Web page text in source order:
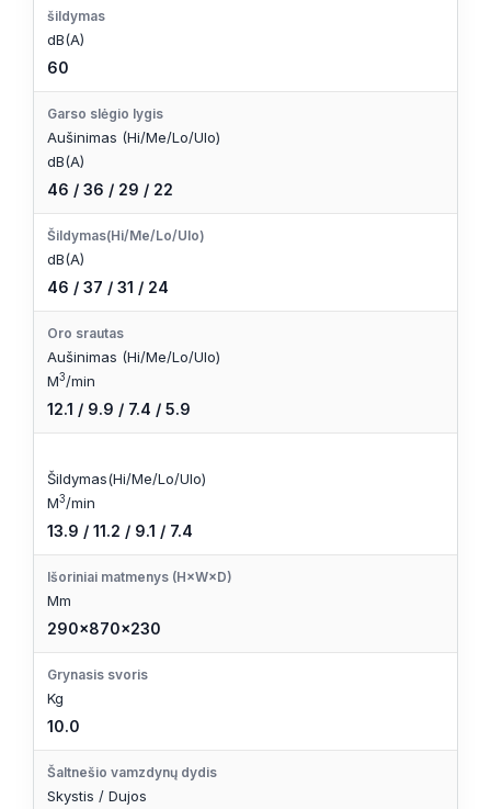
šildymas
dB(A)
60
Garso slėgio lygis
Aušinimas (Hi/Me/Lo/Ulo)
dB(A)
46 / 36 / 29 / 22
Šildymas(Hi/Me/Lo/Ulo)
dB(A)
46 / 37 / 31 / 24
Oro srautas
Aušinimas (Hi/Me/Lo/Ulo)
M3/min
12.1 / 9.9 / 7.4 / 5.9
Šildymas(Hi/Me/Lo/Ulo)
M3/min
13.9 / 11.2 / 9.1 / 7.4
Išoriniai matmenys (H×W×D)
Mm
290×870×230
Grynasis svoris
Kg
10.0
Šaltnešio vamzdynų dydis
Skystis / Dujos